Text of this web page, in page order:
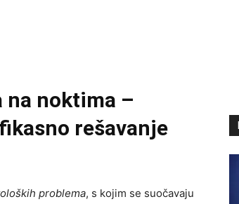
noktima –
rešavanje
problema, s kojim se suočavaju